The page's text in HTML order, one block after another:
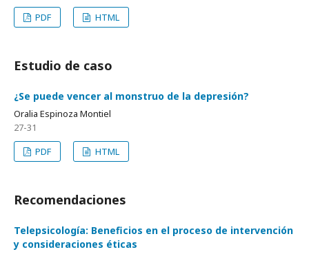
PDF
HTML
Estudio de caso
¿Se puede vencer al monstruo de la depresión?
Oralia Espinoza Montiel
27-31
PDF
HTML
Recomendaciones
Telepsicología: Beneficios en el proceso de intervención
y consideraciones éticas